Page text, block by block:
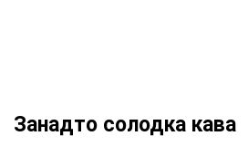
Занадто солодка кава